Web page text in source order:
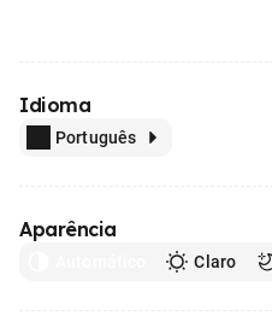
Idioma
Português
Aparência
Claro